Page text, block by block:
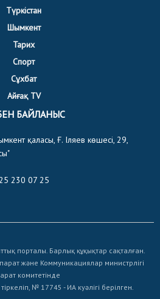
Түркістан
Шымкент
Тарих
Спорт
Сұхбат
Айғақ TV
БАЙЛАНЫС
қаласы, Ғ. Іляев көшесі, 29,
230 07 25
порталы. Барлық құқықтар сақталған.
және Коммуникациялар министрлігі
комитетінде
№ 17745 - ИА куәлігі берілген.